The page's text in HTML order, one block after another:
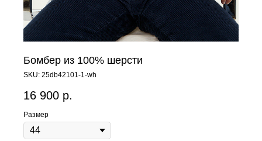
Бомбер из 100% шерсти
SKU: 25db42101-1-wh
16 900 р.
Размер